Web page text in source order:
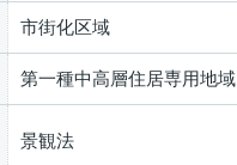
市街化区域
第一種中高層住居専用地域
景観法